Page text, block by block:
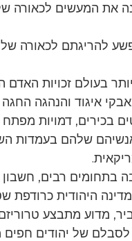
את המעשים
להריגתם לכאורה של
בעולם זכויות
איגוד והנהגה
דיפלומטים בכירים,
שלהם בעמדות
בתחומים רבים,
היהודית
מדוע מתבצע
לסבלם של יהודים